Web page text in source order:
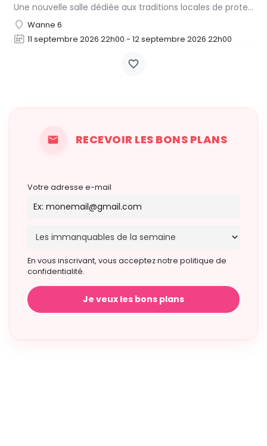
Une nouvelle salle dédiée aux traditions locales de protection et de soin Le musée rassemble des objets,…
Wanne 6
11 septembre 2026 22h00 - 12 septembre 2026 22h00
RECEVOIR LES BONS PLANS
Votre adresse e-mail
En vous inscrivant, vous acceptez notre politique de
confidentialité.